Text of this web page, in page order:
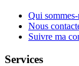
Qui
Nous
Suivre ma
Services